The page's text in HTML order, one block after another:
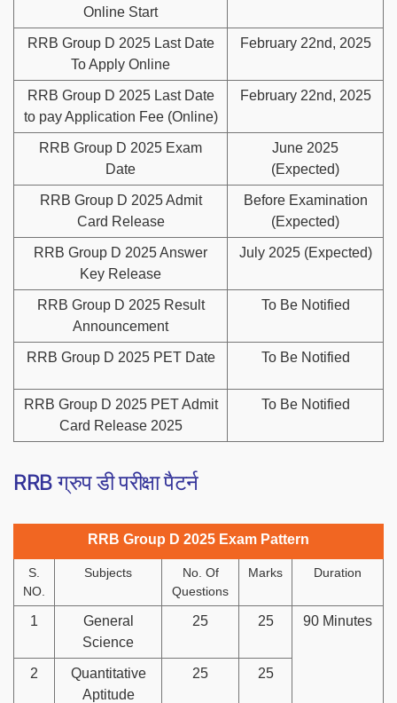
Online Start
RRB Group D 2025 Last Date
To Apply Online
February 22nd, 2025
RRB Group D 2025 Last Date
to pay Application Fee (Online)
February 22nd, 2025
RRB Group D 2025 Exam
Date
June 2025
(Expected)
RRB Group D 2025 Admit
Card Release
Before Examination
(Expected)
RRB Group D 2025 Answer
Key Release
July 2025 (Expected)
RRB Group D 2025 Result
Announcement
To Be Notified
RRB Group D 2025 PET Date To Be Notified
RRB Group D 2025 PET Admit
Card Release 2025
To Be Notified
RRB ग्रुप डी परीक्षा पैटर्न
RRB Group D 2025 Exam Pattern
S.
NO.
Subjects
No. Of
Questions
Marks Duration
1
General
Science
25 25 90 Minutes
2
Quantitative
Aptitude
25 25